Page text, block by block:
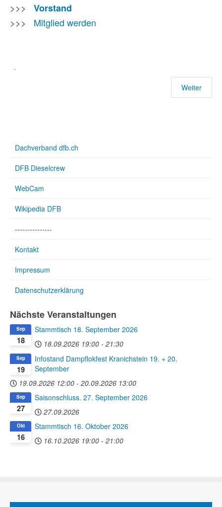
>>>
Vorstand
>>> Mitglied werden
.
Weiter
Dachverband dfb.ch
DFB Dieselcrew
WebCam
Wikipedia DFB
---------------
Kontakt
Impressum
Datenschutzerklärung
Nächste Veranstaltungen
18
Sep
Stammtisch 18. September 2026
18.09.2026 19:00 - 21:30
19
Sep
Infostand Dampflokfest Kranichstein 19. + 20.
September
19.09.2026 12:00 - 20.09.2026 13:00
27
Sep
Saisonschluss. 27. September 2026
27.09.2026
16
Okt
Stammtisch 16. Oktober 2026
16.10.2026 19:00 - 21:00